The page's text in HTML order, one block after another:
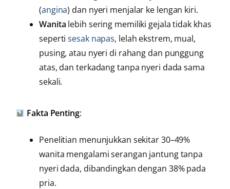
(angina) dan nyeri menjalar ke lengan kiri.
Wanita lebih sering memiliki gejala tidak khas
sepertisesak napas, lelah ekstrem, mual,
pusing, atau nyeri di rahang dan punggung
atas, dan terkadang tanpa nyeri dada sama
sekali.
Fakta Penting:
Penelitian menunjukkan sekitar 30–49%
wanita mengalami serangan jantung tanpa
nyeri dada, dibandingkan dengan 38% pada
pria.